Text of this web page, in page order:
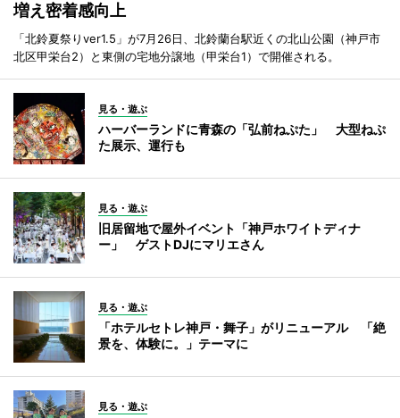
増え密着感向上
「北鈴夏祭りver1.5」が7月26日、北鈴蘭台駅近くの北山公園（神戸市
北区甲栄台2）と東側の宅地分譲地（甲栄台1）で開催される。
見る・遊ぶ
ハーバーランドに青森の「弘前ねぷた」 大型ねぷ
た展示、運行も
見る・遊ぶ
旧居留地で屋外イベント「神戸ホワイトディナ
ー」 ゲストDJにマリエさん
見る・遊ぶ
「ホテルセトレ神戸・舞子」がリニューアル 「絶
景を、体験に。」テーマに
見る・遊ぶ